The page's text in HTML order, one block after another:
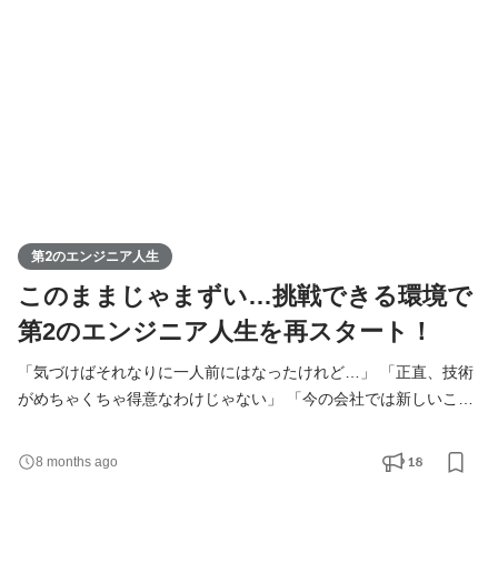
第2のエンジニア人生
このままじゃまずい…挑戦できる環境で
第2のエンジニア人生を再スタート！
「気づけばそれなりに一人前にはなったけれど…」 「正直、技術
がめちゃくちゃ得意なわけじゃない」 「今の会社では新しいこと
怖い」 そんな不安や焦りを抱えているあなたへ。 わのせんすで
は、いつからでも「挑戦したいことを挑戦できる環境」がありま
8 months ago 18